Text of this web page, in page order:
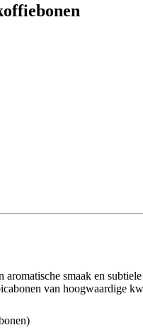
smaak en
van hoogwaardige